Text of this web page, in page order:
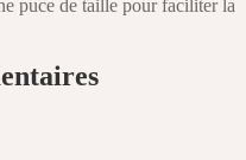
puce de taille pour faciliter la